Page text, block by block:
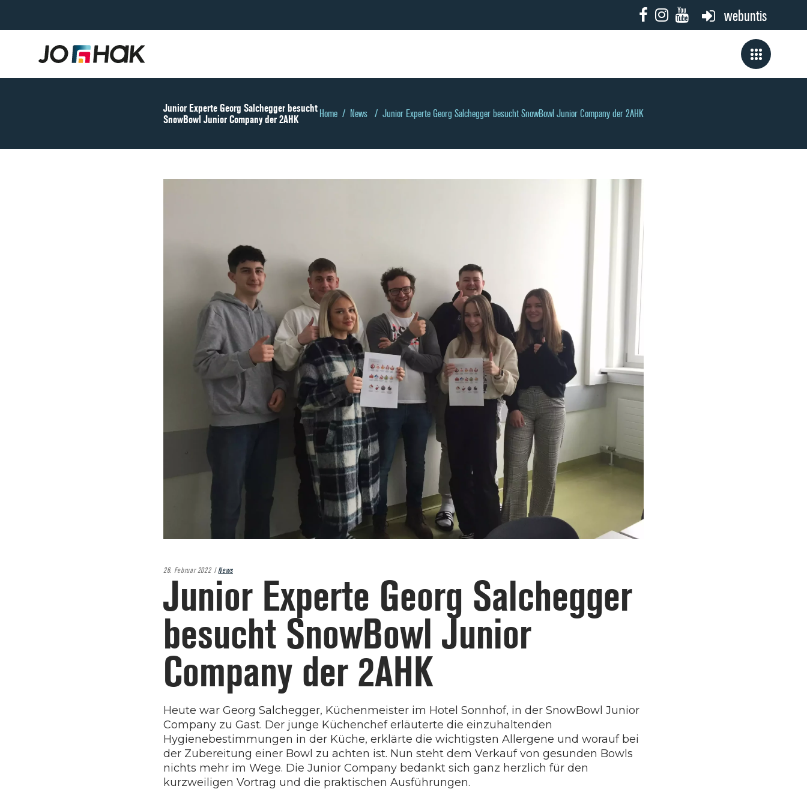
webuntis
Junior Experte Georg Salchegger besucht
SnowBowl Junior Company der 2AHK
Home / News / Junior Experte Georg Salchegger besucht SnowBowl Junior Company der 2AHK
26. Februar 2022 News
Junior Experte Georg Salchegger
besucht SnowBowl Junior
Company der 2AHK
Heute war Georg Salchegger, Küchenmeister im Hotel Sonnhof, in der SnowBowl Junior
Company zu Gast. Der junge Küchenchef erläuterte die einzuhaltenden
Hygienebestimmungen in der Küche, erklärte die wichtigsten Allergene und worauf bei
der Zubereitung einer Bowl zu achten ist. Nun steht dem Verkauf von gesunden Bowls
nichts mehr im Wege. Die Junior Company bedankt sich ganz herzlich für den
kurzweiligen Vortrag und die praktischen Ausführungen.